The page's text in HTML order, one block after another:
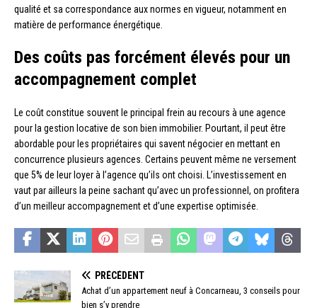
qualité et sa correspondance aux normes en vigueur, notamment en
matière de performance énergétique.
Des coûts pas forcément élevés pour un
accompagnement complet
Le coût constitue souvent le principal frein au recours à une agence
pour la gestion locative de son bien immobilier. Pourtant, il peut être
abordable pour les propriétaires qui savent négocier en mettant en
concurrence plusieurs agences. Certains peuvent même ne versement
que 5% de leur loyer à l’agence qu’ils ont choisi. L’investissement en
vaut par ailleurs la peine sachant qu’avec un professionnel, on profitera
d’un meilleur accompagnement et d’une expertise optimisée.
PRÉCÉDENT
Achat d’un appartement neuf à Concarneau, 3 conseils pour
bien s’y prendre